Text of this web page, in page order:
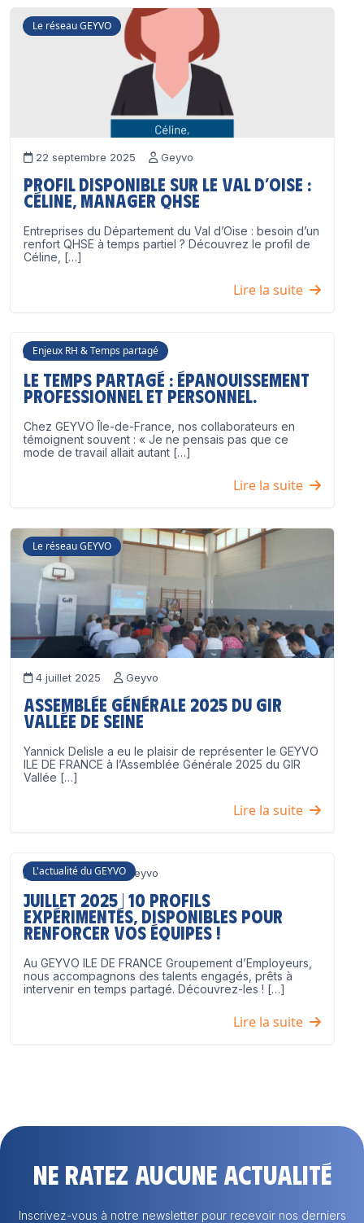
Le réseau GEYVO
22 septembre 2025 Geyvo
Profil disponible sur le Val d’Oise :
Céline, Manager QHSE
Entreprises du Département du Val d’Oise : besoin d’un
renfort QHSE à temps partiel ? Découvrez le profil de
Céline, […]
Lire la suite
Enjeux RH & Temps partagé
17 juillet 2025 Geyvo
Le temps partagé : épanouissement
professionnel ET personnel.
Chez GEYVO Île-de-France, nos collaborateurs en
témoignent souvent : « Je ne pensais pas que ce
mode de travail allait autant […]
Lire la suite
Le réseau GEYVO
4 juillet 2025 Geyvo
Assemblée Générale 2025 du GIR
Vallée de Seine
Yannick Delisle a eu le plaisir de représenter le GEYVO
ILE DE FRANCE à l’Assemblée Générale 2025 du GIR
Vallée […]
Lire la suite
L'actualité du GEYVO
3 juillet 2025 Geyvo
Juillet 2025 | 10 profils
expérimentés, disponibles pour
renforcer vos équipes !
Au GEYVO ILE DE FRANCE Groupement d’Employeurs,
nous accompagnons des talents engagés, prêts à
intervenir en temps partagé. Découvrez-les ! […]
Lire la suite
Ne ratez aucune actualité
Inscrivez-vous à notre newsletter pour recevoir nos derniers